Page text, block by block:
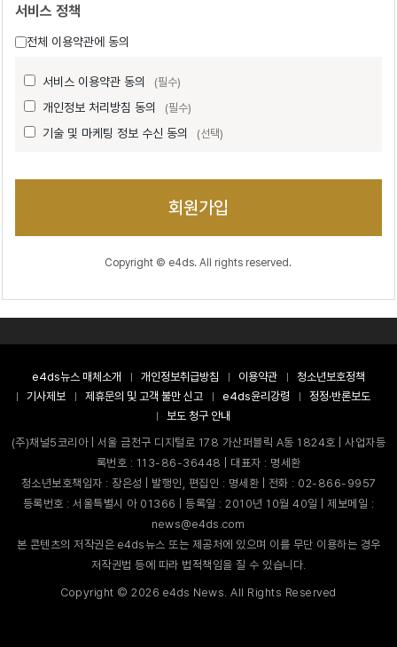
서비스 정책
전체 이용약관에 동의
서비스 이용약관 동의 (필수)
개인정보 처리방침 동의 (필수)
기술 및 마케팅 정보 수신 동의 (선택)
회원가입
Copyright © e4ds. All rights reserved.
e4ds뉴스 매체소개 개인정보취급방침 이용약관
청소년보호정책
기사제보
제휴문의 및 고객 불만 신고 e4ds윤리강령
정정·반론보도
보도 청구 안내
(주)채널5코리아 | 서울 금천구 디지털로 178 가산퍼블릭 A동 1824호 | 사업자등
록번호 : 113-86-36448 | 대표자 : 명세환
청소년보호책임자 : 장은성 | 발행인, 편집인 : 명세환 | 전화 : 02-866-9957
등록번호 : 서울특별시 아 01366 | 등록일 : 2010년 10월 40일 | 제보메일 :
news@e4ds.com
본 콘텐츠의 저작권은 e4ds뉴스 또는 제공처에 있으며 이를 무단 이용하는 경우
저작권법 등에 따라 법적책임을 질 수 있습니다.
Copyright ©2026 e4ds News. All Rights Reserved